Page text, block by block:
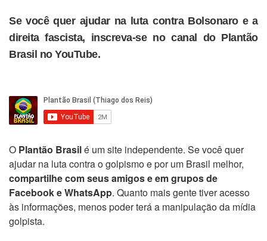
Se você quer ajudar na luta contra Bolsonaro e a
direita fascista, inscreva-se no canal do Plantão
Brasil no YouTube.
O Plantão Brasilé um site independente. Se você quer
ajudar na luta contra o golpismo e por um Brasil melhor,
compartilhe com seus amigos e em grupos de
Facebook e WhatsApp. Quanto mais gente tiver acesso
às informações, menos poder terá a manipulação da mídia
golpista.